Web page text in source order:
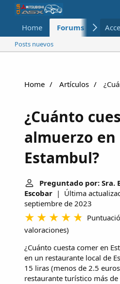
Home Forums Nuevo
Posts nuevos
Home Artículos
¿Cuánto
almuerzo en
Estambul?
Preguntado por: Sra.
Escobar | Última
septiembre de 2023
valoraciones)
¿Cuánto cuesta comer en
en un restaurante local de
15 liras (menos de 2.5
restaurante turístico más